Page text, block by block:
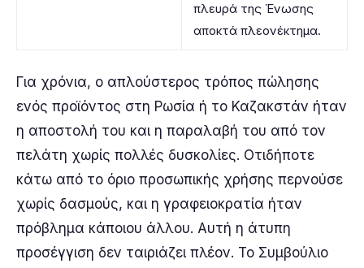
πλευρά της Ένωσης
αποκτά πλεονέκτημα.
Για χρόνια, ο απλούστερος τρόπος πώλησης
ενός προϊόντος στη Ρωσία ή το Καζακστάν ήταν
η αποστολή του και η παραλαβή του από τον
πελάτη χωρίς πολλές δυσκολίες. Οτιδήποτε
κάτω από το όριο προσωπικής χρήσης περνούσε
χωρίς δασμούς, και η γραφειοκρατία ήταν
πρόβλημα κάποιου άλλου. Αυτή η άτυπη
προσέγγιση δεν ταιριάζει πλέον. Το Συμβούλιο